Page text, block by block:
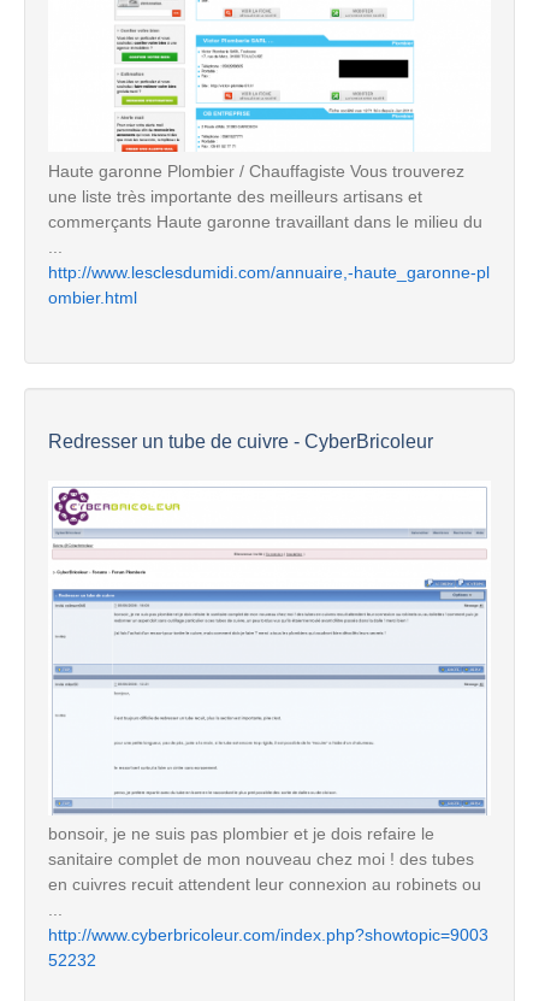
Haute garonne Plombier / Chauffagiste Vous trouverez
une liste très importante des meilleurs artisans et
commerçants Haute garonne travaillant dans le milieu du
http://www.lesclesdumidi.com/annuaire,-haute_garonne-pl
ombier.html
Redresser un tube de cuivre - CyberBricoleur
bonsoir, je ne suis pas plombier et je dois refaire le
sanitaire complet de mon nouveau chez moi ! des tubes
en cuivres recuit attendent leur connexion au robinets ou
...
http://www.cyberbricoleur.com/index.php?showtopic=9003
52232